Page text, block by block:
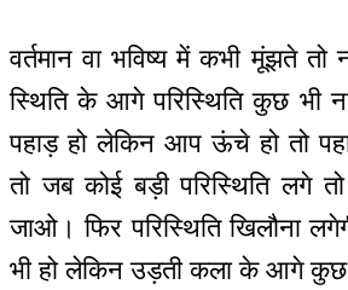
वर्तमान वा भविष्य में कभी मूंझते
स्थिति के आगे परिस्थिति कुछ भी
पहाड़ हो लेकिन आप ऊंचे हो तो
तो जब कोई बड़ी परिस्थिति लगे
जाओ। फिर परिस्थिति खिलौना
भी हो लेकिन उड़ती कला के आगे कुछ